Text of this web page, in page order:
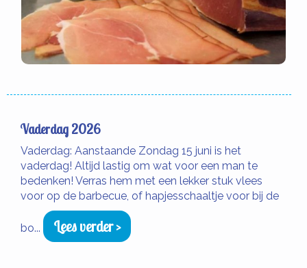
Vaderdag 2026
Vaderdag: Aanstaande Zondag 15 juni is het
vaderdag! Altijd lastig om wat voor een man te
bedenken! Verras hem met een lekker stuk vlees
voor op de barbecue, of hapjesschaaltje voor bij de
bo... Lees verder >